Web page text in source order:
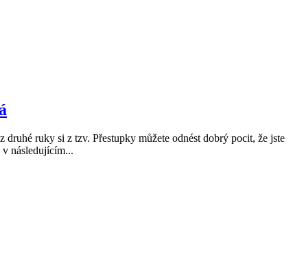
ruky si z tzv. Přestupky můžete odnést dobrý pocit, že jste
následujícím...